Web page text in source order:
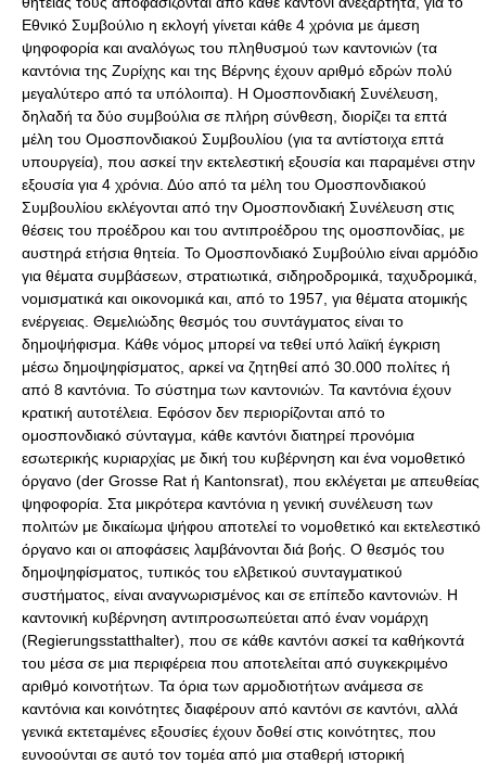
Εθνικό Συμβούλιο η εκλογή γίνεται κάθε 4 χρόνια με άμεση
ψηφοφορία και αναλόγως του πληθυσμού των καντονιών (τα
καντόνια της Ζυρίχης και της Βέρνης έχουν αριθμό εδρών πολύ
μεγαλύτερο από τα υπόλοιπα). Η Ομοσπονδιακή Συνέλευση,
δηλαδή τα δύο συμβούλια σε πλήρη σύνθεση, διορίζει τα επτά
μέλη του Ομοσπονδιακού Συμβουλίου (για τα αντίστοιχα επτά
υπουργεία), που ασκεί την εκτελεστική εξουσία και παραμένει στην
εξουσία για 4 χρόνια. Δύο από τα μέλη του Ομοσπονδιακού
Συμβουλίου εκλέγονται από την Ομοσπονδιακή Συνέλευση στις
θέσεις του προέδρου και του αντιπροέδρου της ομοσπονδίας, με
αυστηρά ετήσια θητεία. Το Ομοσπονδιακό Συμβούλιο είναι αρμόδιο
για θέματα συμβάσεων, στρατιωτικά, σιδηροδρομικά, ταχυδρομικά,
νομισματικά και οικονομικά και, από το 1957, για θέματα ατομικής
ενέργειας. Θεμελιώδης θεσμός του συντάγματος είναι το
δημοψήφισμα. Κάθε νόμος μπορεί να τεθεί υπό λαϊκή έγκριση
μέσω δημοψηφίσματος, αρκεί να ζητηθεί από 30.000 πολίτες ή
από 8 καντόνια. Το σύστημα των καντονιών. Τα καντόνια έχουν
κρατική αυτοτέλεια. Εφόσον δεν περιορίζονται από το
ομοσπονδιακό σύνταγμα, κάθε καντόνι διατηρεί προνόμια
εσωτερικής κυριαρχίας με δική του κυβέρνηση και ένα νομοθετικό
όργανο (der Grosse Rat ή Κantonsrat), που εκλέγεται με απευθείας
ψηφοφορία. Στα μικρότερα καντόνια η γενική συνέλευση των
πολιτών με δικαίωμα ψήφου αποτελεί το νομοθετικό και εκτελεστικό
όργανο και οι αποφάσεις λαμβάνονται διά βοής. Ο θεσμός του
δημοψηφίσματος, τυπικός του ελβετικού συνταγματικού
συστήματος, είναι αναγνωρισμένος και σε επίπεδο καντονιών. Η
καντονική κυβέρνηση αντιπροσωπεύεται από έναν νομάρχη
(Regierungsstatthalter), που σε κάθε καντόνι ασκεί τα καθήκοντά
του μέσα σε μια περιφέρεια που αποτελείται από συγκεκριμένο
αριθμό κοινοτήτων. Τα όρια των αρμοδιοτήτων ανάμεσα σε
καντόνια και κοινότητες διαφέρουν από καντόνι σε καντόνι, αλλά
γενικά εκτεταμένες εξουσίες έχουν δοθεί στις κοινότητες, που
ευνοούνται σε αυτό τον τομέα από μια σταθερή ιστορική